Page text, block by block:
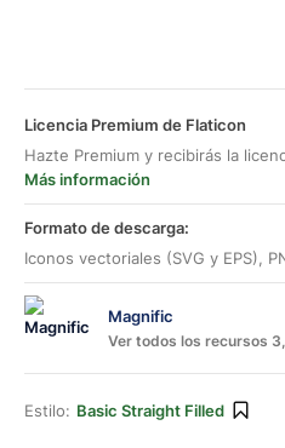
Licencia Premium de Flaticon
Hazte Premium y recibirás la
Más información
Formato de descarga:
Iconos vectoriales (SVG y EPS),
Magnific
Ver todos los recursos
Estilo: Basic Straight Filled